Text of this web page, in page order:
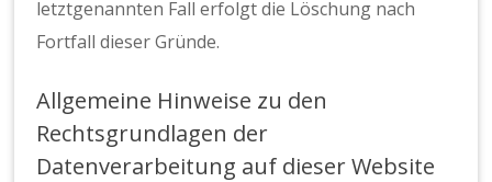
letztgenannten Fall erfolgt die Löschung nach
Fortfall dieser Gründe.
Allgemeine Hinweise zu den
Rechtsgrundlagen der
Datenverarbeitung auf dieser Website